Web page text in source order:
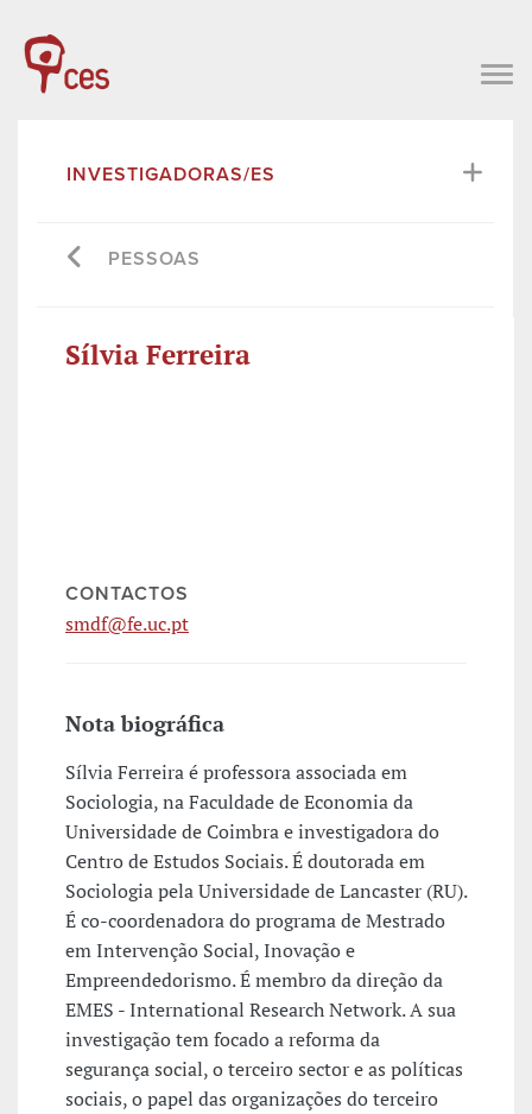
INVESTIGADORAS/ES
PESSOAS
Sílvia Ferreira
CONTACTOS
smdf@fe.uc.pt
Nota biográfica
Sílvia Ferreira é professora associada em
Sociologia, na Faculdade de Economia da
Universidade de Coimbra e investigadora do
Centro de Estudos Sociais. É doutorada em
Sociologia pela Universidade de Lancaster (RU).
É co-coordenadora do programa de Mestrado
em Intervenção Social, Inovação e
Empreendedorismo. É membro da direção da
EMES - International Research Network. A sua
investigação tem focado a reforma da
segurança social, o terceiro sector e as políticas
sociais, o papel das organizações do terceiro